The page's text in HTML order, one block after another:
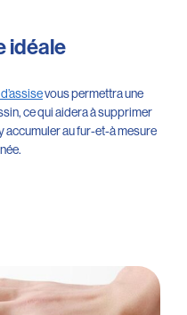
idéale
vous permettra une
ce qui aidera à supprimer
accumuler au fur-et-à mesure